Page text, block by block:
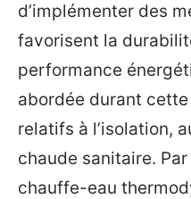
d’implémenter des
favorisent la
performance
abordée durant
relatifs à l’isolation,
chaude sanitaire.
chauffe-eau